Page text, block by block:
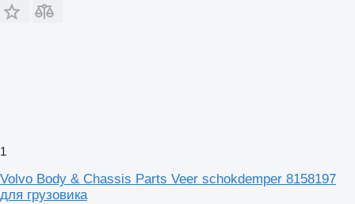
1
Volvo Body & Chassis Parts Veer schokdemper 8158197
для грузовика